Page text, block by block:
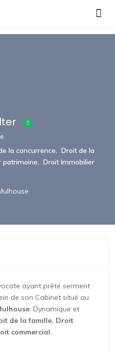
la concurrence, Droit de la
patrimoine, Droit Immobilier
ayant prêté serment
de son Cabinet situé au
. Dynamique et
de la famille, Droit
commercial.